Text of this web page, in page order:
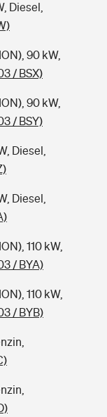
Diesel,
90 kW,
/ BSX)
90 kW,
/ BSY)
Diesel,
Diesel,
110 kW,
/ BYA)
110 kW,
/ BYB)